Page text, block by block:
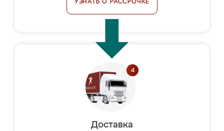
УЗНАТЬ О РАССРОЧКЕ
Доставка